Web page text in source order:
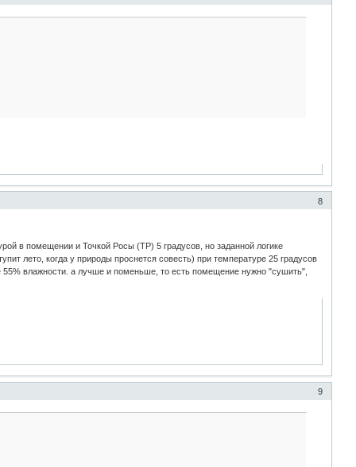
8
в помещении и Точкой Росы (ТР) 5 градусов, но заданной логике
лето, когда у природы проснется совесть) при температуре 25 градусов
влажности. а лучше и поменьше, то есть помещение нужно "сушить",
9